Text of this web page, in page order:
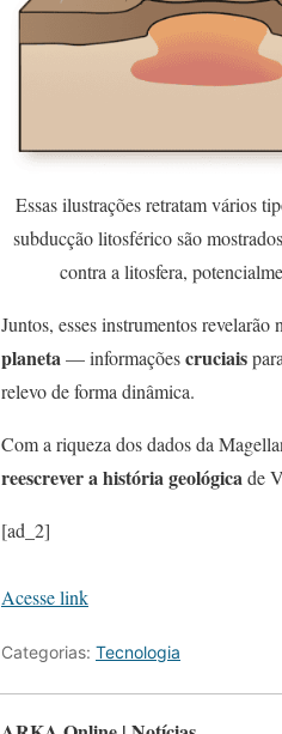
Essas ilustrações retratam vários
subducção litosférico são
contra a litosfera,
Juntos, esses instrumentos
planeta— informaçõescruciais
relevo de forma dinâmica.
Com a riqueza dos dados da
reescrever a história geológicade
[ad_2]
Acesse link
Categorias: Tecnologia